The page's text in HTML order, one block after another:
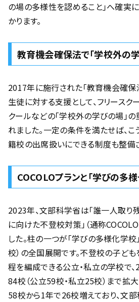
の場の多様性を認めること」へ確実
かります。
教育機会確保法で「学校外の
2017年に施行された「教育機会確保
生徒に対する支援として、フリースク
クールなどの「学校外の学びの場」
れました。一定の条件を満たせば、
籍校の出席扱いにできる制度も整備
COCOLOプランと「学びの多
2023年、文部科学省は「誰一人取り
に向けた不登校対策」（通称
した。柱の一つが「学びの多様化学
校）の全国展開です。不登校の子ど
程を編成できる公立・私立の学校で
84校（公立59校・私立25校）まで拡
58校から1年で26校増えており、文